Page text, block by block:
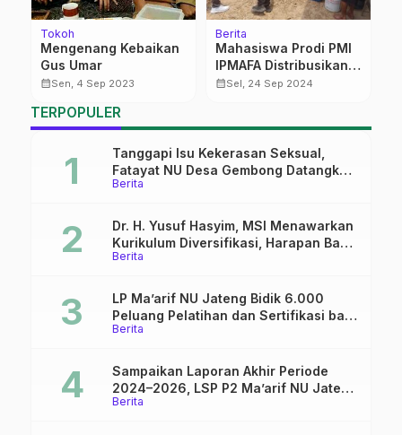
Tokoh
Mengenang Kebaikan
Gus Umar
calendar_monthSen, 4 Sep 2023
Berita
Mahasiswa Prodi PMI
IPMAFA Distribusikan
Air Bersih di Desa
calendar_monthSel, 24 Sep 2024
TERPOPULER
Berita
Tanggapi Isu Kekerasan Seksual,
Fatayat NU Desa Gembong Datangkan
Aktifis HAM
Berita
Dr. H. Yusuf Hasyim, MSI Menawarkan
Kurikulum Diversifikasi, Harapan Baru
dalam dunia pendidikan
Berita
LP Ma’arif NU Jateng Bidik 6.000
Peluang Pelatihan dan Sertifikasi bagi
Lulusan SMK
Berita
Sampaikan Laporan Akhir Periode
2024–2026, LSP P2 Ma’arif NU Jateng
Mantapkan Sinergi Link and Match